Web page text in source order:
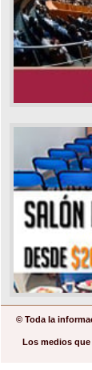
© Toda la
Los medios que